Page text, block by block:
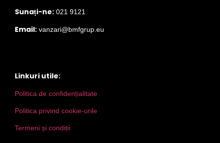
Sunați-ne: 021 9121
Email: vanzari@bmfgrup.eu
Linkuri utile:
Politica de confidențialitate
Politica privind cookie-urile
Termeni și condiții